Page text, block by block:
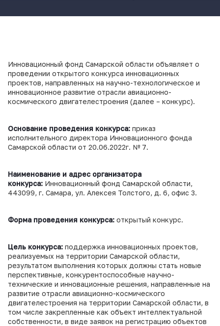
Инновационный фонд Самарской области объявляет о
проведении открытого конкурса инновационных
проектов, направленных на научно-технологическое и
инновационное развитие отрасли авиационно-
космического двигателестроения (далее – конкурс).
Основание проведения конкурса: приказ
исполнительного директора Инновационного фонда
Самарской области от 20.06.2022г. № 7.
Наименование и адрес организатора
конкурса: Инновационный фонд Самарской области,
443099, г. Самара, ул. Алексея Толстого, д. 6, офис 3.
Форма проведения конкурса: открытый конкурс.
Цель конкурса: поддержка инновационных проектов,
реализуемых на территории Самарской области,
результатом выполнения которых должны стать новые
перспективные, конкурентоспособные научно-
технические и инновационные решения, направленные на
развитие отрасли авиационно-космического
двигателестроения на территории Самарской области, в
том числе закрепленные как объект интеллектуальной
собственности, в виде заявок на регистрацию объектов